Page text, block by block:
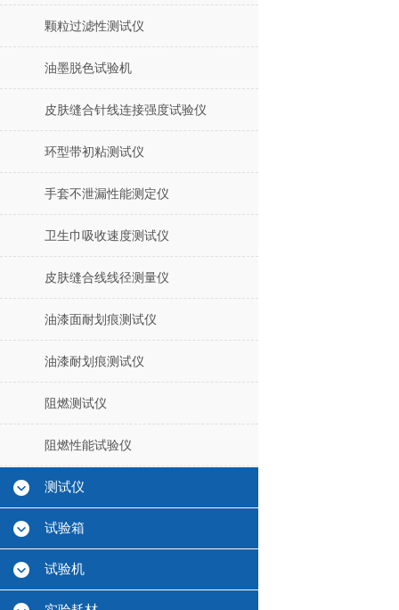
颗粒过滤性测试仪
油墨脱色试验机
皮肤缝合针线连接强度试验仪
环型带初粘测试仪
手套不泄漏性能测定仪
卫生巾吸收速度测试仪
皮肤缝合线线径测量仪
油漆面耐划痕测试仪
油漆耐划痕测试仪
阻燃测试仪
阻燃性能试验仪
测试仪
试验箱
试验机